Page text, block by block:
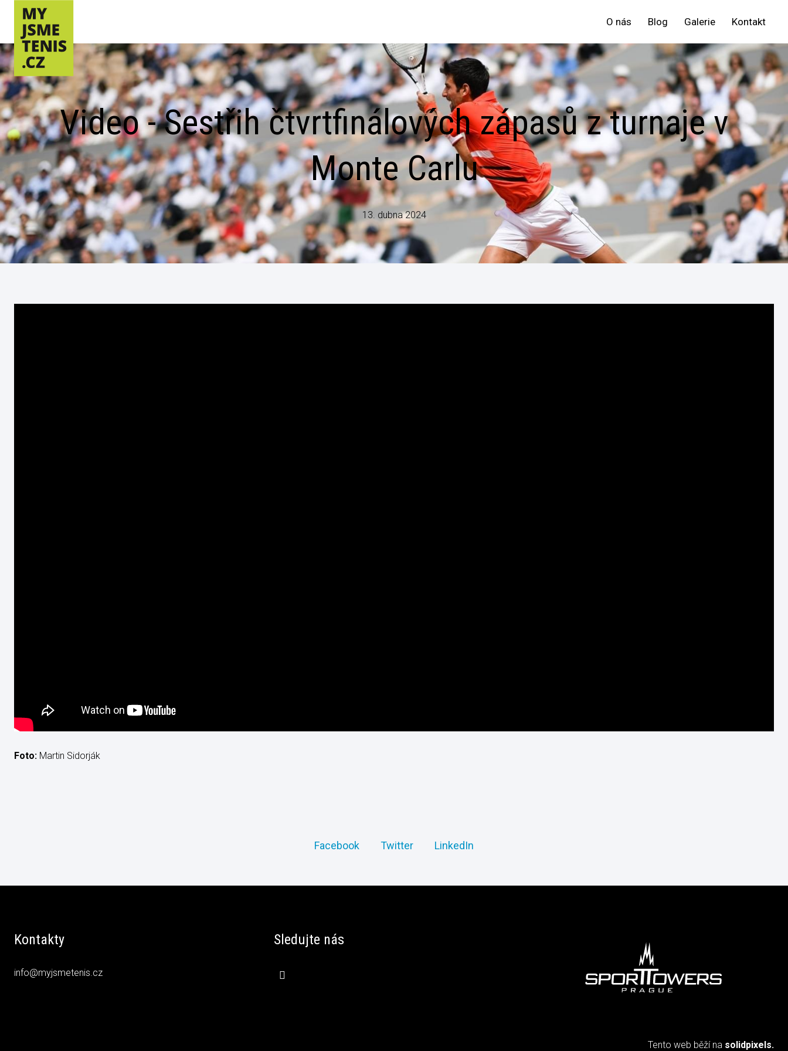
O nás Blog Galerie Kontakt
Video - Sestřih čtvrtfinálových zápasů z turnaje v
Monte Carlu
13. dubna 2024
Foto: Martin Sidorják
Facebook Twitter LinkedIn
Kontakty
info@myjsmetenis.cz
Sledujte nás
Tento web běží na solidpixels.